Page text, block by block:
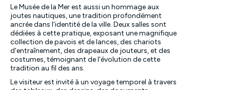
Le Musée de la Mer est aussi un hommage aux
joutes nautiques, une tradition profondément
ancrée dans l'identité de la ville. Deux salles sont
dédiées à cette pratique, exposant une magnifique
collection de pavois et de lances, des chariots
d'entraînement, des drapeaux de jouteurs, et des
costumes, témoignant de l'évolution de cette
tradition au fil des ans.
Le visiteur est invité à un voyage temporel à travers